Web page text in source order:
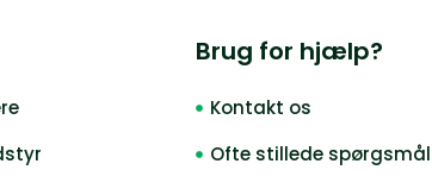
Brug for hjælp?
Kontakt os
Ofte stillede spørgsmål